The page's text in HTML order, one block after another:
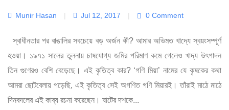
Munir Hasan | Jul 12, 2017 | 0 Comment
স্বাধীনতার পর বাঙালির সবচেয়ে বড় অর্জন কী? আমার অভিমত খাদ্যে স্বয়ংসম্পূর্ণ
হওয়া। ১৯৭১ সালের তুলনায় চাষযোগ্য জমির পরিমাণ কমে গেলেও খাদ্য উৎপাদন
তিন গুণেরও বেশি বেড়েছে। এই কৃতিত্ব কার? ‘গণি মিয়া’ নামের যে কৃষকের কথা
আমরা ছোটবেলায় পড়েছি, এই কৃতিত্ব সেই অগণিত গণি মিয়ারই। তাঁরাই মাঠে মাঠে
দিনবদলের এই কাব্য রচনা করেছেন। ষাটের দশকে...